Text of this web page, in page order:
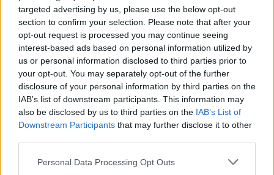
targeted advertising by us, please use the below opt-out
section to confirm your selection. Please note that after your
opt-out request is processed you may continue seeing
interest-based ads based on personal information utilized by
us or personal information disclosed to third parties prior to
your opt-out. You may separately opt-out of the further
disclosure of your personal information by third parties on the
IAB’s list of downstream participants. This information may
also be disclosed by us to third parties on the IAB’s List of
Downstream Participants that may further disclose it to other
Please note that this website/app uses one or more Google
Personal Data Processing Opt Outs
húsvét alkalmával, hogy megkönnyítsük a bevásárlást.
TOVÁBB OLVASOM
Magyarország bevásárlás,boltok,húsvét,nyitvatartás,ünnep
Változik az NHSZ Szolnok ügyfélszolgálatának
nyitvatartása
szol24.hu
változik az NHSZ